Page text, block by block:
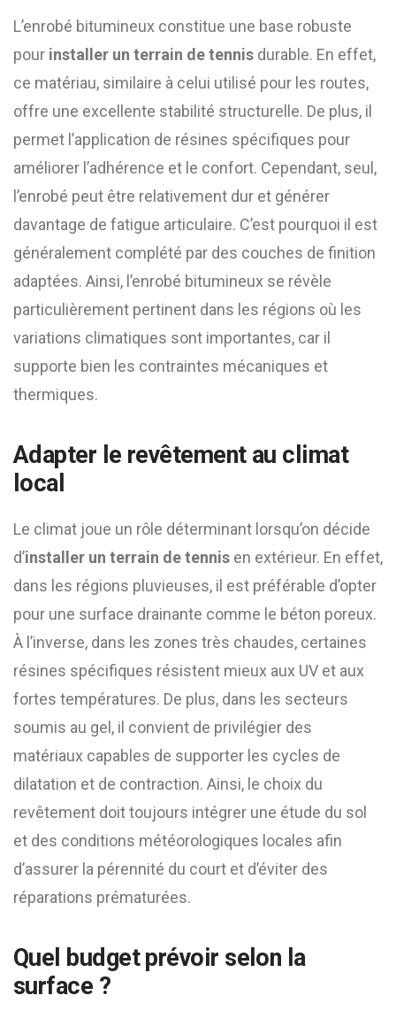
L’enrobé bitumineux constitue une base robuste
pour installer un terrain de tennis durable. En effet,
ce matériau, similaire à celui utilisé pour les routes,
offre une excellente stabilité structurelle. De plus, il
permet l’application de résines spécifiques pour
améliorer l’adhérence et le confort. Cependant, seul,
l’enrobé peut être relativement dur et générer
davantage de fatigue articulaire. C’est pourquoi il est
généralement complété par des couches de finition
adaptées. Ainsi, l’enrobé bitumineux se révèle
particulièrement pertinent dans les régions où les
variations climatiques sont importantes, car il
supporte bien les contraintes mécaniques et
thermiques.
Adapter le revêtement au climat
local
Le climat joue un rôle déterminant lorsqu’on décide
d’installer un terrain de tennis en extérieur. En effet,
dans les régions pluvieuses, il est préférable d’opter
pour une surface drainante comme le béton poreux.
À l’inverse, dans les zones très chaudes, certaines
résines spécifiques résistent mieux aux UV et aux
fortes températures. De plus, dans les secteurs
soumis au gel, il convient de privilégier des
matériaux capables de supporter les cycles de
dilatation et de contraction. Ainsi, le choix du
revêtement doit toujours intégrer une étude du sol
et des conditions météorologiques locales afin
d’assurer la pérennité du court et d’éviter des
réparations prématurées.
Quel budget prévoir selon la
surface ?